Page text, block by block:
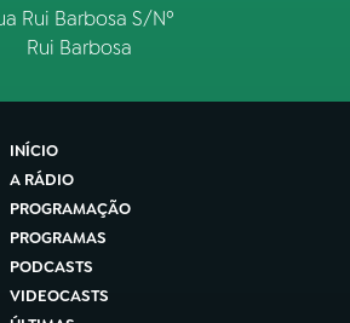
Rui Barbosa S/Nº
Rui Barbosa
INÍCIO
A RÁDIO
PROGRAMAÇÃO
PROGRAMAS
PODCASTS
VIDEOCASTS